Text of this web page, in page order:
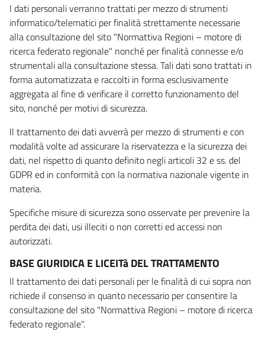
I dati personali verranno trattati per mezzo di strumenti
informatico/telematici per finalità strettamente necessarie
alla consultazione del sito "Normattiva Regioni – motore di
ricerca federato regionale" nonché per finalità connesse e/o
strumentali alla consultazione stessa. Tali dati sono trattati in
forma automatizzata e raccolti in forma esclusivamente
aggregata al fine di verificare il corretto funzionamento del
sito, nonché per motivi di sicurezza.
Il trattamento dei dati avverrà per mezzo di strumenti e con
modalità volte ad assicurare la riservatezza e la sicurezza dei
dati, nel rispetto di quanto definito negli articoli 32 e ss. del
GDPR ed in conformità con la normativa nazionale vigente in
materia.
Specifiche misure di sicurezza sono osservate per prevenire la
perdita dei dati, usi illeciti o non corretti ed accessi non
autorizzati.
BASE GIURIDICA E LICEITà DEL TRATTAMENTO
Il trattamento dei dati personali per le finalità di cui sopra non
richiede il consenso in quanto necessario per consentire la
consultazione del sito "Normattiva Regioni – motore di ricerca
federato regionale".